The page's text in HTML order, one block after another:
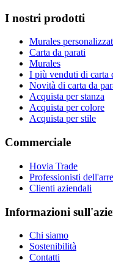
I nostri prodotti
Murales
Carta da parati
Murales
I più venduti di carta
Novità di carta da
Acquista per stanza
Acquista per colore
Acquista per stile
Commerciale
Hovia Trade
Professionisti
Clienti aziendali
Informazioni
Chi siamo
Sostenibilità
Contatti